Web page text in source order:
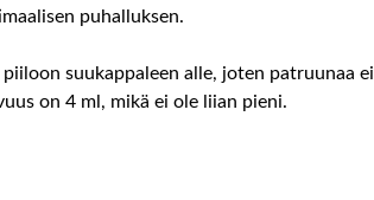
puhalluksen.
suukappaleen alle, joten patruunaa ei
on 4 ml, mikä ei ole liian pieni.